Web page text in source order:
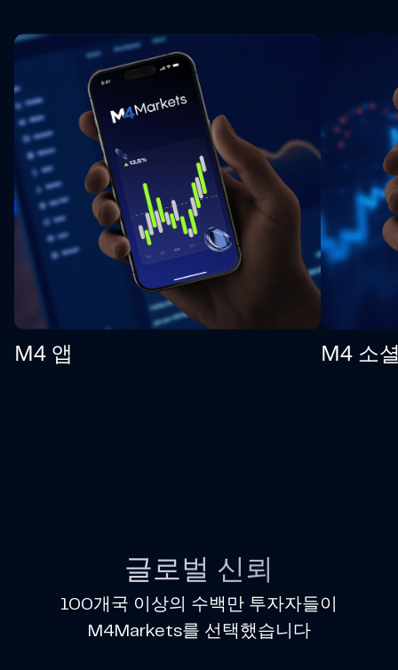
M4 앱 M4 소
글로벌 신뢰
100개국 이상의 수백만 투자자들이
M4Markets를 선택했습니다